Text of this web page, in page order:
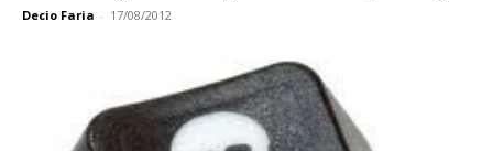
Decio Faria - 17/08/2012